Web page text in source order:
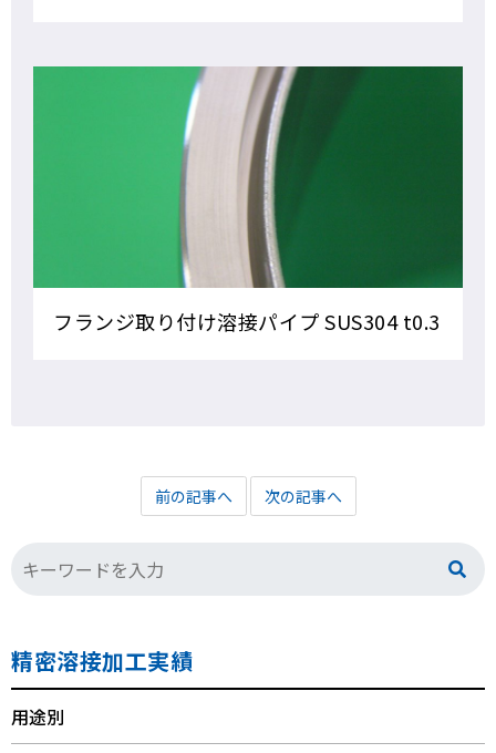
フランジ取り付け溶接パイプ SUS304 t0.3
前の記事へ 次の記事へ
精密溶接加工実績
用途別